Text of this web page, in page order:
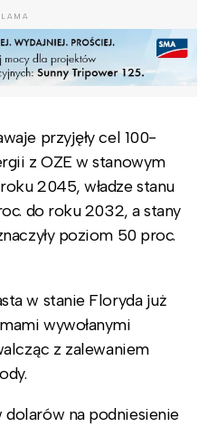
przyjęły cel 100-
z OZE w stanowym
2045, władze stanu
do roku 2032, a stany
poziom 50 proc.
w stanie Floryda już
wywołanymi
z zalewaniem
na podniesienie